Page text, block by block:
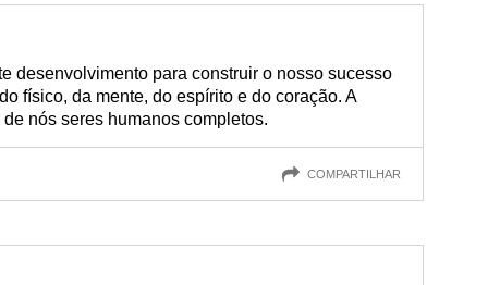
desenvolvimento para construir o nosso sucesso
físico, da mente, do espírito e do coração. A
nós seres humanos completos.
COMPARTILHAR